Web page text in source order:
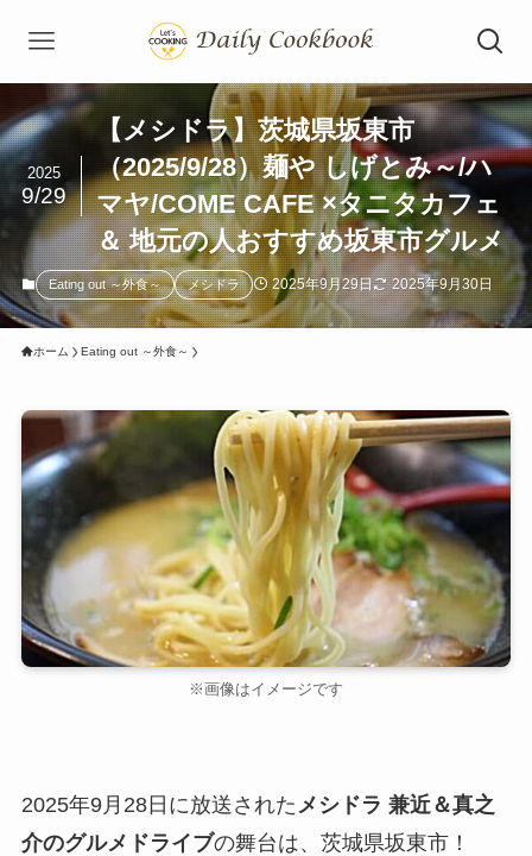
【メシドラ】茨城県坂東市
（2025/9/28）麺や しげとみ～/ハ
マヤ/COME CAFE ×タニタカフェ
＆ 地元の人おすすめ坂東市グルメ
2025
9/29
Eating out ～外食～ メシドラ 2025年9月29日 2025年9月30日
ホーム Eating out ～外食～
※画像はイメージです
2025年9月28日に放送された メシドラ 兼近＆真之
介のグルメドライブの舞台は、茨城県坂東市！